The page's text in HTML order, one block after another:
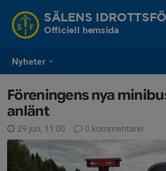
Nyheter
SÄLENS
Officiell hemsida
Föreningens nya
anlänt
29 jun, 11:00 0 kommentarer